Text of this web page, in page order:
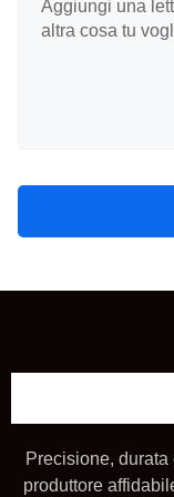
Precisione,
produttore